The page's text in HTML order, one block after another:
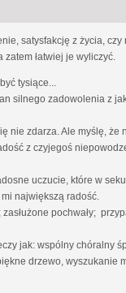
satysfakcję z życia,
łatwiej je wyliczyć.
tysiące...
silnego zadowolenia z
nie zdarza. Ale myślę,
z czyjegoś
uczucie, które w
największą radość.
pochwały;
jak: wspólny chóralny
drzewo, wyszukanie